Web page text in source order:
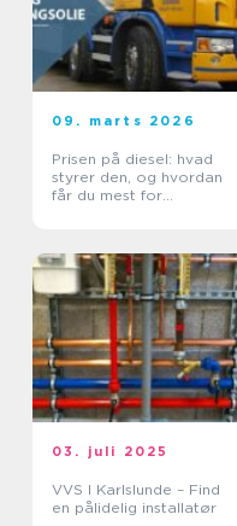
09. marts 2026
Prisen på diesel: hvad
styrer den, og hvordan
får du mest for
03. juli 2025
VVS I Karlslunde – Find
en pålidelig installatør